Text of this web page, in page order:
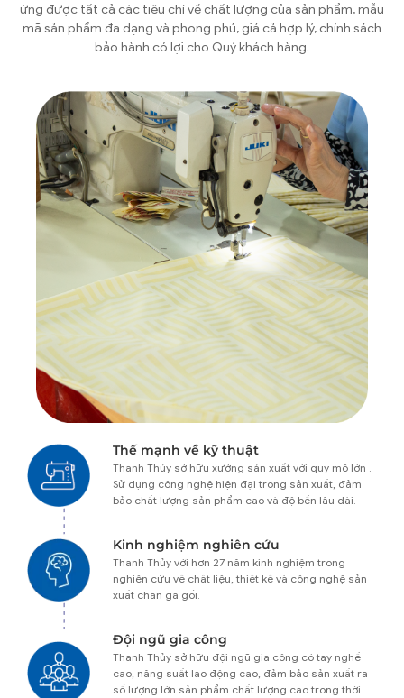
ứng được tất cả các tiêu chí về chất lượng của sản phẩm, mẫu
mã sản phẩm đa dạng và phong phú, giá cả hợp lý, chính sách
bảo hành có lợi cho Quý khách hàng.
Thế mạnh về kỹ thuật
Thanh Thủy sở hữu xưởng sản xuất với quy mô lớn .
Sử dụng công nghệ hiện đại trong sản xuất, đảm
bảo chất lượng sản phẩm cao và độ bền lâu dài.
Kinh nghiệm nghiên cứu
Thanh Thủy với hơn 27 năm kinh nghiệm trong
nghiên cứu về chất liệu, thiết kế và công nghệ sản
xuất chăn ga gối.
Đội ngũ gia công
Thanh Thủy sở hữu đội ngũ gia công có tay nghề
cao, năng suất lao động cao, đảm bảo sản xuất ra
số lượng lớn sản phẩm chất lượng cao trong thời